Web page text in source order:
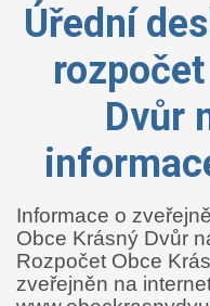
Úřední
Dvůr
Informace o
Obce Krásný Dvůr
Rozpočet Obce
zveřejněn na